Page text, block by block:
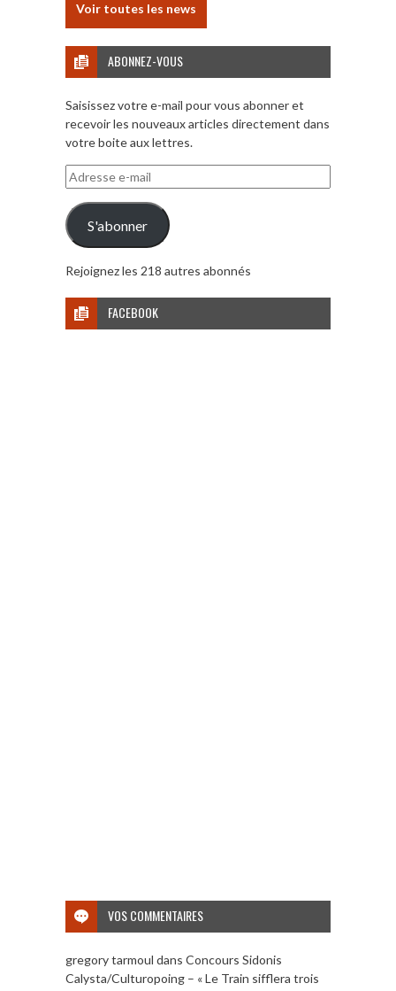
Voir toutes les news
ABONNEZ-VOUS
Saisissez votre e-mail pour vous abonner et
recevoir les nouveaux articles directement dans
votre boite aux lettres.
Adresse
e-
mail
S'abonner
Rejoignez les 218 autres abonnés
FACEBOOK
VOS COMMENTAIRES
gregory tarmoul dans Concours Sidonis
Calysta/Culturopoing – « Le Train sifflera trois